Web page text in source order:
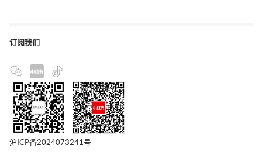
订阅我们
沪ICP备2024073241号